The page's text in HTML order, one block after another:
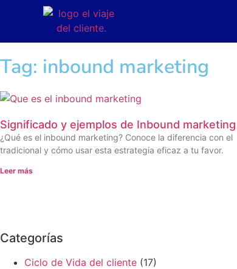
Tag: inbound marketing
Significado y ejemplos de Inbound marketing
¿Qué es el inbound marketing? Conoce la diferencia con el
tradicional y cómo usar esta estrategia eficaz a tu favor.
Leer más
Categorías
Ciclo de Vida del cliente (17)